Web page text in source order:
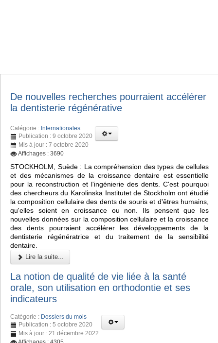
De nouvelles recherches pourraient accélérer
la dentisterie régénérative
Catégorie : Internationales
Publication : 9 octobre 2020
Mis à jour : 7 octobre 2020
Affichages : 3690
STOCKHOLM, Suède : La compréhension des types de cellules
et des mécanismes de la croissance dentaire est essentielle
pour la reconstruction et l'ingénierie des dents. C'est pourquoi
des chercheurs du Karolinska Institutet de Stockholm ont étudié
la composition cellulaire des dents de souris et d'êtres humains,
qu'elles soient en croissance ou non. Ils pensent que les
nouvelles données sur la composition cellulaire et la croissance
des dents pourraient accélérer les développements de la
dentisterie régénératrice et du traitement de la sensibilité
dentaire.
Lire la suite...
La notion de qualité de vie liée à la santé
orale, son utilisation en orthodontie et ses
indicateurs
Catégorie : Dossiers du mois
Publication : 5 octobre 2020
Mis à jour : 21 décembre 2022